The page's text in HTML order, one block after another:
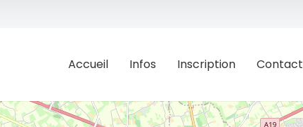
Accueil Infos Inscription Contact